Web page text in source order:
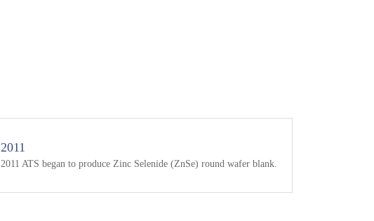
2011
2011 ATS began to produce Zinc Selenide (ZnSe) round wafer blank.